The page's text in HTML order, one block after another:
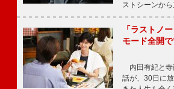
ストシーンか
「ラストノ
モード全開
内田有紀と寺
話が、30日に